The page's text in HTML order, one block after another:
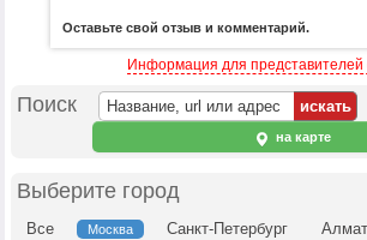
Оставьте свой отзыв и комментарий.
Информация для
Поиск
на карте
Выберите город
Все Москва Санкт-Петербург